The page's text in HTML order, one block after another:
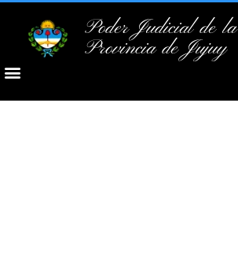
Poder Judicial de la
Provincia de Jujuy